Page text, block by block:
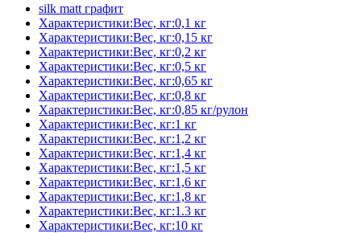
silk matt графит
Характеристики:Вес, кг:0,1 кг
Характеристики:Вес, кг:0,15 кг
Характеристики:Вес, кг:0,2 кг
Характеристики:Вес, кг:0,5 кг
Характеристики:Вес, кг:0,65 кг
Характеристики:Вес, кг:0,8 кг
Характеристики:Вес, кг:0,85 кг/рулон
Характеристики:Вес, кг:1 кг
Характеристики:Вес, кг:1,2 кг
Характеристики:Вес, кг:1,4 кг
Характеристики:Вес, кг:1,5 кг
Характеристики:Вес, кг:1,6 кг
Характеристики:Вес, кг:1,8 кг
Характеристики:Вес, кг:1.3 кг
Характеристики:Вес, кг:10 кг